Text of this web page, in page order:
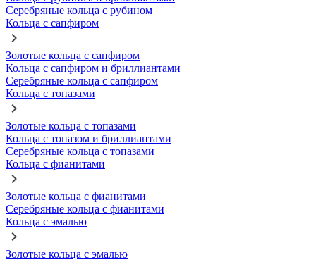
Серебряные кольца с рубином
Кольца с сапфиром
Золотые кольца с сапфиром
Кольца с сапфиром и бриллиантами
Серебряные кольца с сапфиром
Кольца с топазами
Золотые кольца с топазами
Кольца с топазом и бриллиантами
Серебряные кольца с топазами
Кольца с фианитами
Золотые кольца с фианитами
Серебряные кольца с фианитами
Кольца с эмалью
Золотые кольца с эмалью